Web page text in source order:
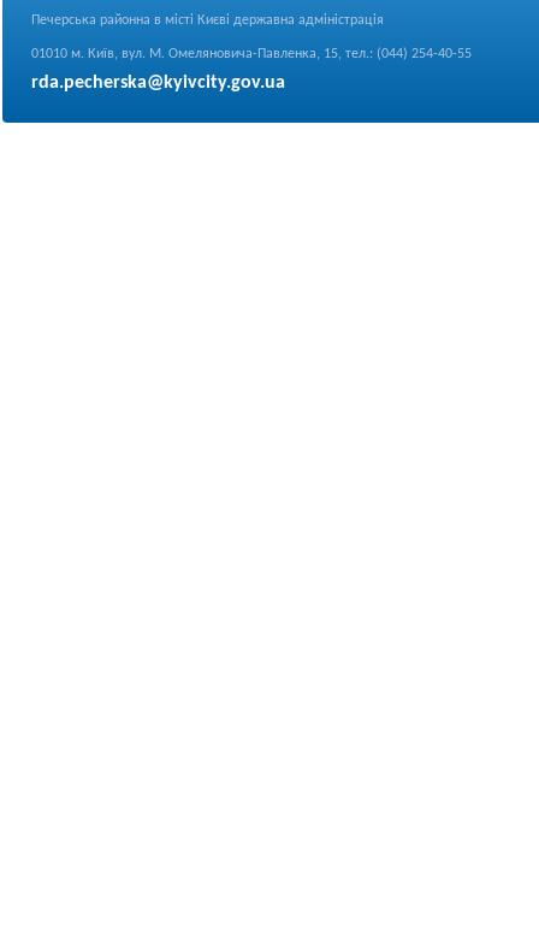
Печерська районна в місті Києві державна адміністрація
01010 м. Київ, вул. М. Омеляновича-Павленка, 15, тел.: (044) 254-40-55
rda.pecherska@kyivcity.gov.ua